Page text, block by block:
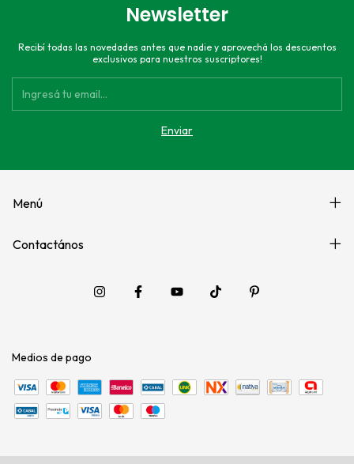
Newsletter
Recibí todas las novedades antes que nadie y aprovechá los descuentos
exclusivos para nuestros suscriptores!
Menú
Contactános
Medios de pago